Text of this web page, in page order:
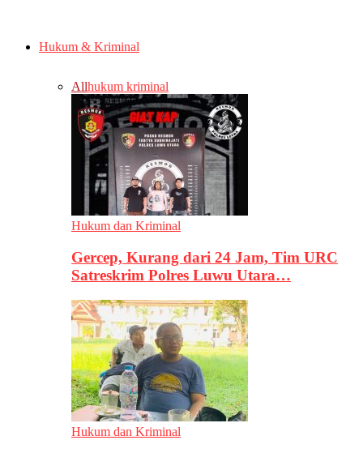
Hukum & Kriminal
Allhukum kriminal
Hukum dan Kriminal
Gercep, Kurang dari 24 Jam, Tim URC
Satreskrim Polres Luwu Utara…
Hukum dan Kriminal